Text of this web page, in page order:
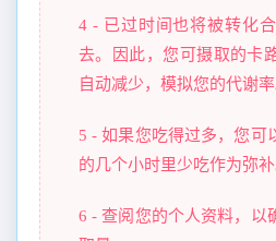
4 - 已过时间也将被转化
去。因此，您可摄取的卡
自动减少，模拟您的代谢率
5 - 如果您吃得过多，您可
的几个小时里少吃作为弥补
6 - 查阅您的个人资料，以